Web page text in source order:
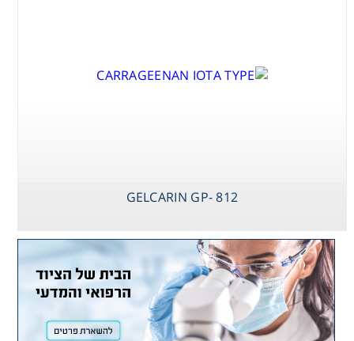
GELCARIN GP- 812
Liquid Handling
Consumables
Safety
Chemicals